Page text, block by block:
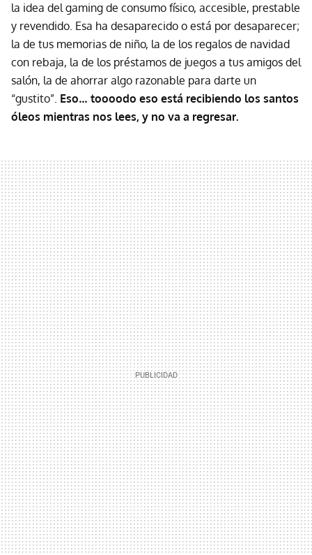
la idea del gaming de consumo físico, accesible, prestable
y revendido. Esa ha desaparecido o está por desaparecer;
la de tus memorias de niño, la de los regalos de navidad
con rebaja, la de los préstamos de juegos a tus amigos del
salón, la de ahorrar algo razonable para darte un
“gustito”. Eso… toooodo eso está recibiendo los santos
óleos mientras nos lees, y no va a regresar.